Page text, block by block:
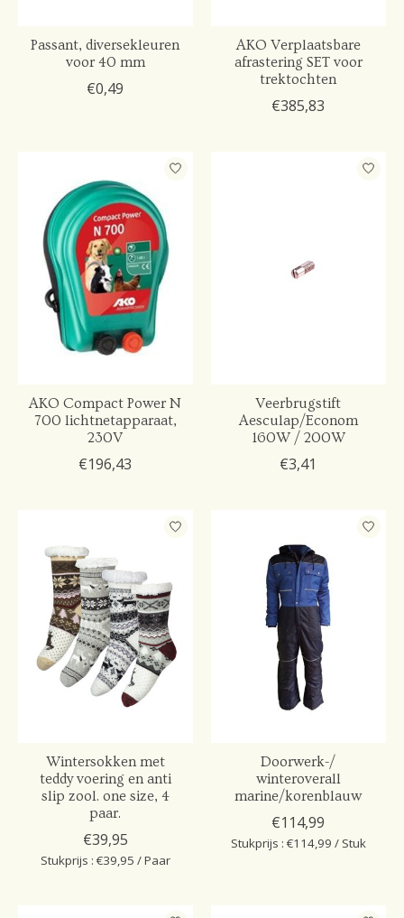
Passant, diversekleuren
voor 40 mm
€0,49
AKO Verplaatsbare
afrastering SET voor
trektochten
€385,83
AKO Compact Power N
700 lichtnetapparaat,
230V
€196,43
Veerbrugstift
Aesculap/Econom
160W / 200W
€3,41
Wintersokken met
teddy voering en anti
slip zool. one size, 4
paar.
€39,95
Stukprijs : €39,95 / Paar
Doorwerk-/
winteroverall
marine/korenblauw
€114,99
Stukprijs : €114,99 / Stuk